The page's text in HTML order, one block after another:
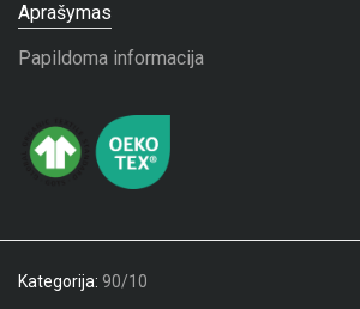
Aprašymas
Papildoma informacija
Kategorija: 90/10